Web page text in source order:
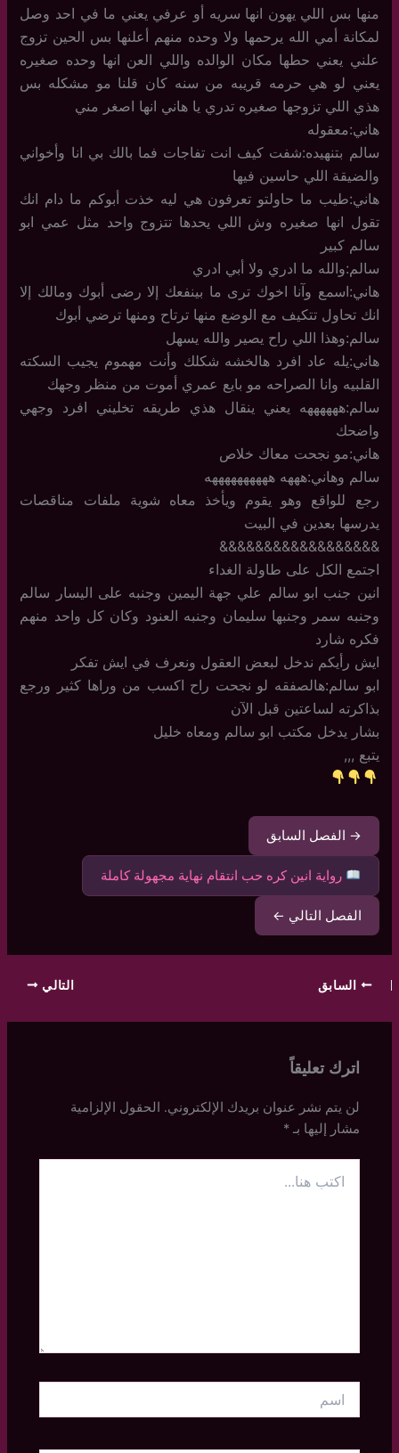
منها بس اللي يهون انها سريه أو عرفي يعني ما في احد وصل
لمكانة أمي الله يرحمها ولا وحده منهم أعلنها بس الحين تزوج
علني يعني حطها مكان الوالده واللي العن انها وحده صغيره
يعني لو هي حرمه قريبه من سنه كان قلنا مو مشكله بس
هذي اللي تزوجها صغيره تدري يا هاني انها اصغر مني
هاني:معقوله
سالم بتنهيده:شفت كيف انت تفاجات فما بالك بي انا وأخواني
والضيقة اللي حاسين فيها
هاني:طيب ما حاولتو تعرفون هي ليه خذت أبوكم ما دام انك
تقول انها صغيره وش اللي يحدها تتزوج واحد مثل عمي ابو
سالم كبير
سالم:والله ما ادري ولا أبي ادري
هاني:اسمع وآنا اخوك ترى ما بينفعك إلا رضى أبوك ومالك إلا
انك تحاول تتكيف مع الوضع منها ترتاح ومنها ترضي أبوك
سالم:وهذا اللي راح يصير والله يسهل
هاني:يله عاد افرد هالخشه شكلك وأنت مهموم يجيب السكته
القلبيه وانا الصراحه مو بايع عمري أموت من منظر وجهك
سالم:ههههههه يعني ينقال هذي طريقه تخليني افرد وجهي
واضحك
هاني:مو نجحت معاك خلاص
سالم وهاني:هههه ههههههههههه
رجع للواقع وهو يقوم ويأخذ معاه شوية ملفات مناقصات
يدرسها بعدين في البيت
&&&&&&&&&&&&&&&&&&
اجتمع الكل على طاولة الغداء
انين جنب ابو سالم علي جهة اليمين وجنبه على اليسار سالم
وجنبه سمر وجنبها سليمان وجنبه العنود وكان كل واحد منهم
فكره شارد
ايش رأيكم ندخل لبعض العقول ونعرف في ايش تفكر
ابو سالم:هالصفقه لو نجحت راح اكسب من وراها كثير ورجع
بذاكرته لساعتين قبل الآن
بشار يدخل مكتب ابو سالم ومعاه خليل
يتبع ,,,
→ الفصل السابق
رواية انين كره حب انتقام نهاية مجهولة كاملة
الفصل التالي ←
السابق التالي
اترك تعليقاً
لن يتم نشر عنوان بريدك الإلكتروني.
الحقول الإلزامية
مشار إليها بـ*
هنا...